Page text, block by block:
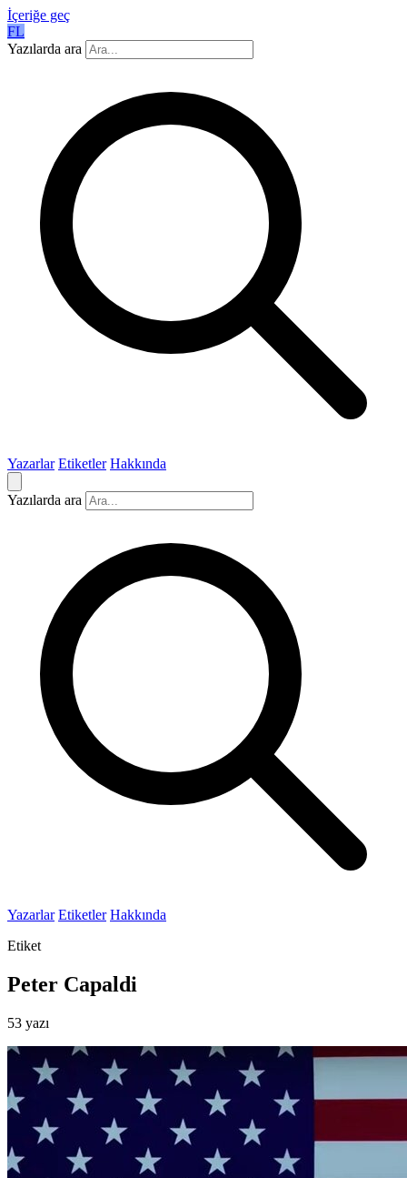
İçeriğe geç
FL
Yazılarda ara
Yazarlar Etiketler Hakkında
Yazılarda ara
Yazarlar Etiketler Hakkında
Etiket
Peter Capaldi
53 yazı